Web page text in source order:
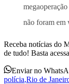
não foram em
Receba notícias do
de tudo! Basta
Enviar no
polícia,Rio de